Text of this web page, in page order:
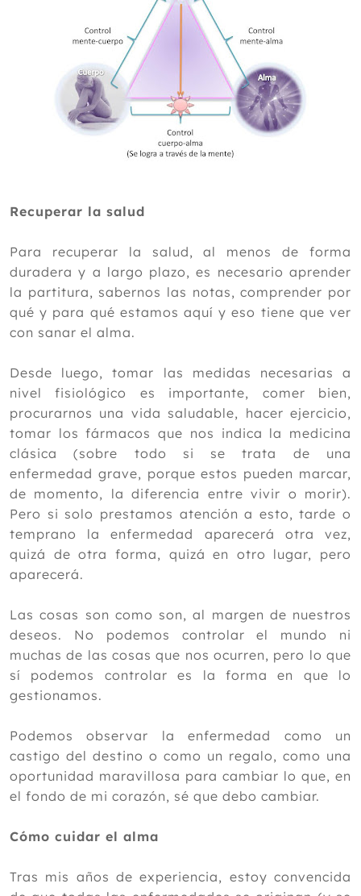
Recuperar la salud
Para recuperar la salud, al menos de forma
duradera y a largo plazo, es necesario aprender
la partitura, sabernos las notas, comprender por
qué y para qué estamos aquí y eso tiene que ver
con sanar el alma.
Desde luego, tomar las medidas necesarias a
nivel fisiológico es importante, comer bien,
procurarnos una vida saludable, hacer ejercicio,
tomar los fármacos que nos indica la medicina
clásica (sobre todo si se trata de una
enfermedad grave, porque estos pueden marcar,
de momento, la diferencia entre vivir o morir).
Pero si solo prestamos atención a esto, tarde o
temprano la enfermedad aparecerá otra vez,
quizá de otra forma, quizá en otro lugar, pero
aparecerá.
Las cosas son como son, al margen de nuestros
deseos. No podemos controlar el mundo ni
muchas de las cosas que nos ocurren, pero lo que
sí podemos controlar es la forma en que lo
gestionamos.
Podemos observar la enfermedad como un
castigo del destino o como un regalo, como una
oportunidad maravillosa para cambiar lo que, en
el fondo de mi corazón, sé que debo cambiar.
Cómo cuidar el alma
Tras mis años de experiencia, estoy convencida